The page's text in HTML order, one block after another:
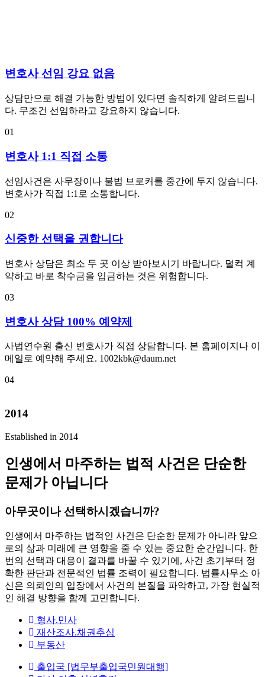
변호사 선임 강요 없음
상담만으로 해결 가능한 방법이 있다면 솔직하게 알려드립니
다. 무조건 선임하라고 강요하지 않습니다.
01
변호사 1:1 직접 소통
선임사건은 사무장이나 불법 브로커를 중간에 두지 않습니다.
변호사가 직접 1:1로 소통합니다.
02
신중한 선택을 권합니다
변호사 상담은 최소 두 곳 이상 받아보시기 바랍니다. 덜컥 계
약하고 바로 착수금을 입금하는 것은 위험합니다.
03
변호사 상담 100% 예약제
사법연수원 출신 변호사가 직접 상담합니다. 본 홈페이지나 이
메일로 예약해 주세요. 1002kbk@daum.net
04
2014
Established in 2014
인생에서 마주하는 법적 사건은 단순한
문제가 아닙니다
아무곳이나 선택하시겠습니까?
인생에서 마주하는 법적인 사건은 단순한 문제가 아니라 앞으
로의 삶과 미래에 큰 영향을 줄 수 있는 중요한 순간입니다. 한
번의 선택과 대응이 결과를 바꿀 수 있기에, 사건 초기부터 정
확한 판단과 전문적인 법률 조력이 필요합니다. 법률사무소 아
신은 의뢰인의 입장에서 사건의 본질을 파악하고, 가장 현실적
인 해결 방향을 함께 고민합니다.
형사.민사
재산조사.채권추심
부동산
출입국 [법무부출입국민원대행]